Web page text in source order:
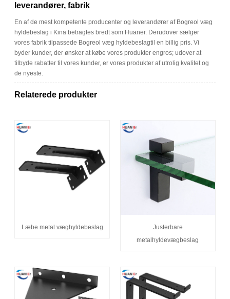
leverandører, fabrik
En af de mest kompetente producenter og leverandører af Bogreol væg
hyldebeslag i Kina betragtes bredt som Huaner. Derudover sælger
vores fabrik tilpassede Bogreol væg hyldebeslagtil en billig pris. Vi
byder kunder, der ønsker at købe vores produkter engros; udover at
tilbyde rabatter til vores kunder, er vores produkter af utrolig kvalitet og
de nyeste.
Relaterede produkter
Læbe metal væghyldebeslag
Justerbare
metalhyldevægbeslag